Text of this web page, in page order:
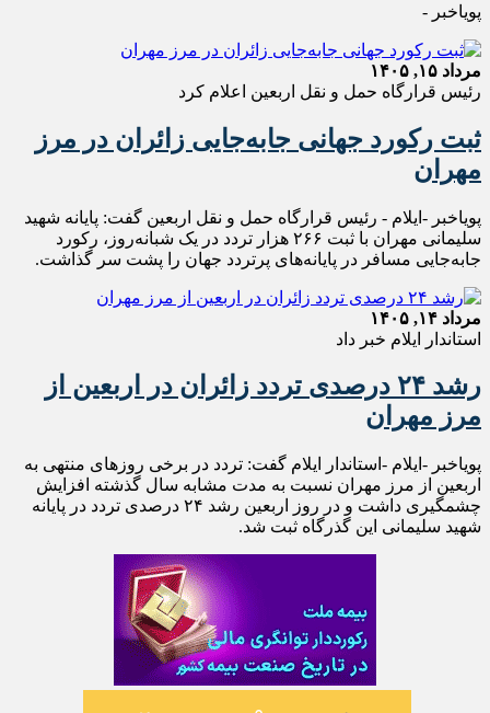
پویاخبر -
مرداد ۱۵, ۱۴۰۵
رئیس قرارگاه حمل و نقل اربعین اعلام کرد
ثبت رکورد جهانی جابه‌جایی زائران در مرز
مهران
پویاخبر -ایلام - رئیس قرارگاه حمل‌ و نقل اربعین گفت: پایانه شهید
سلیمانی مهران با ثبت ۲۶۶ هزار تردد در یک شبانه‌روز، رکورد
جابه‌جایی مسافر در پایانه‌های پرتردد جهان را پشت سر گذاشت.
مرداد ۱۴, ۱۴۰۵
استاندار ایلام خبر داد
رشد ۲۴ درصدی تردد زائران در اربعین از
مرز مهران
پویاخبر -ایلام -استاندار ایلام گفت: تردد در برخی روزهای منتهی به
اربعین از مرز مهران نسبت به مدت مشابه سال گذشته افزایش
چشمگیری داشت و در روز اربعین رشد ۲۴ درصدی تردد در پایانه
شهید سلیمانی این گذرگاه ثبت شد.